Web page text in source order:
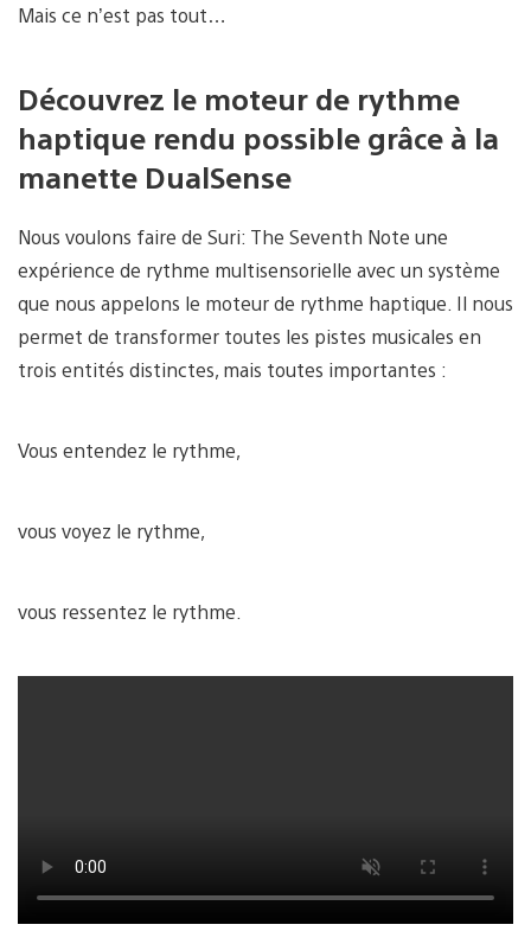
Mais ce n’est pas tout…
Découvrez le moteur de rythme
haptique rendu possible grâce à la
manette DualSense
Nous voulons faire de Suri: The Seventh Note une
expérience de rythme multisensorielle avec un système
que nous appelons le moteur de rythme haptique. Il nous
permet de transformer toutes les pistes musicales en
trois entités distinctes, mais toutes importantes :
Vous entendez le rythme,
vous voyez le rythme,
vous ressentez le rythme.